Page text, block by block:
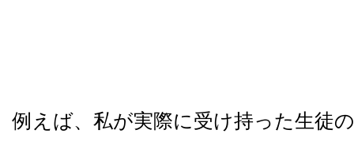
例えば、私が実際に受け持った生徒